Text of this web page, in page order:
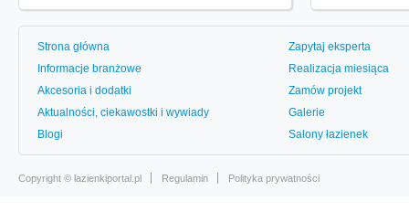
Strona główna
Informacje branżowe
Akcesoria i dodatki
Aktualności, ciekawostki i wywiady
Blogi
Zapytaj eksperta
Realizacja miesiąca
Zamów projekt
Galerie
Salony łazienek
Copyright © lazienkiportal.pl Regulamin Polityka prywatności